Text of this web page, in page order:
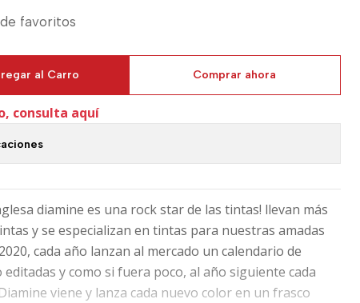
favoritos
al Carro Comprar ahora
consulta aquí
diamine es una rock star de las tintas! llevan más
y se especializan en tintas para nuestras amadas
cada año lanzan al mercado un calendario de
y como si fuera poco, al año siguiente cada
viene y lanza cada nuevo color en un frasco